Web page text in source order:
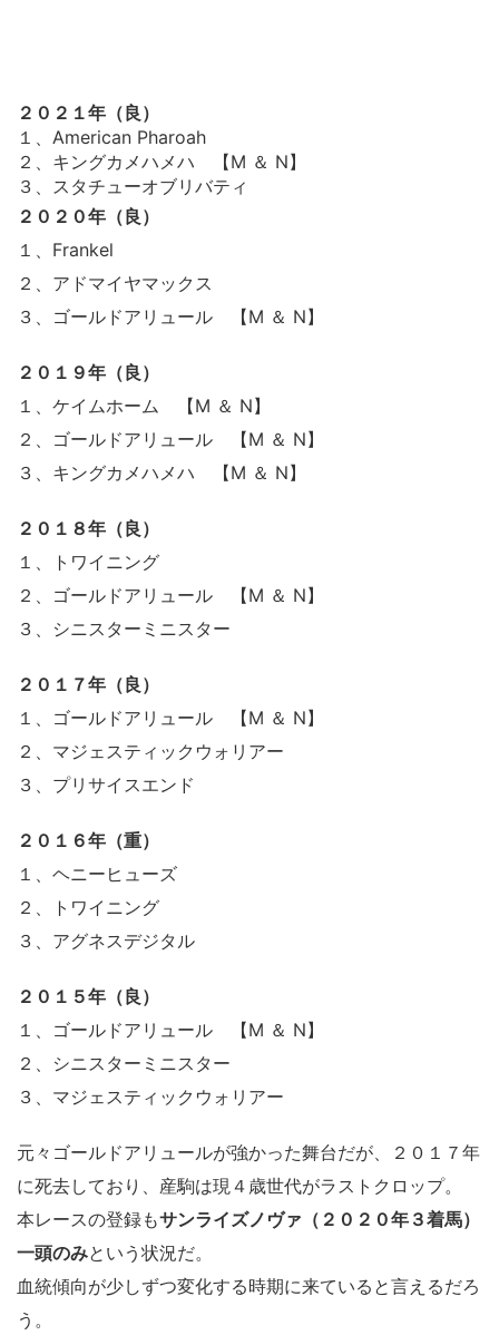
２０２１年（良）
１、American Pharoah
２、キングカメハメハ 【M ＆ N】
３、スタチューオブリバティ
２０２０年（良）
１、Frankel
２、アドマイヤマックス
３、ゴールドアリュール 【M ＆ N】
２０１９年（良）
１、ケイムホーム 【M ＆ N】
２、ゴールドアリュール 【M ＆ N】
３、キングカメハメハ 【M ＆ N】
２０１８年（良）
１、トワイニング
２、ゴールドアリュール 【M ＆ N】
３、シニスターミニスター
２０１７年（良）
１、ゴールドアリュール 【M ＆ N】
２、マジェスティックウォリアー
３、プリサイスエンド
２０１６年（重）
１、ヘニーヒューズ
２、トワイニング
３、アグネスデジタル
２０１５年（良）
１、ゴールドアリュール 【M ＆ N】
２、シニスターミニスター
３、マジェスティックウォリアー
元々ゴールドアリュールが強かった舞台だが、２０１７年
に死去しており、産駒は現４歳世代がラストクロップ。
本レースの登録もサンライズノヴァ（２０２０年３着馬）
一頭のみという状況だ。
血統傾向が少しずつ変化する時期に来ていると言えるだろ
う。